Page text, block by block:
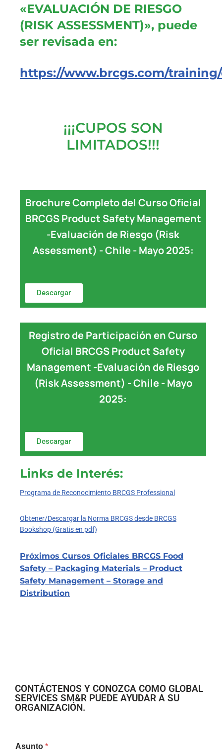
«EVALUACIÓN DE RIESGO
(RISK ASSESSMENT)», puede
ser revisada en:
https://www.brcgs.com/
¡¡¡CUPOS SON
LIMITADOS!!!
Brochure Completo del Curso Oficial
BRCGS Product Safety Management
-Evaluación de Riesgo (Risk
Assessment) - Chile - Mayo 2025:
Descargar
Registro de Participación en Curso
Oficial BRCGS Product Safety
Management -Evaluación de Riesgo
(Risk Assessment) - Chile - Mayo
2025:
Descargar
Links de Interés:
Programa de Reconocimiento BRCGS Professional
Obtener/Descargar la Norma BRCGS desde BRCGS
Bookshop (Gratis en pdf)
Próximos Cursos Oficiales BRCGS Food
Safety – Packaging Materials – Product
Safety Management – Storage and
Distribution
CONTÁCTENOS Y CONOZCA COMO GLOBAL
SERVICES SM&R PUEDE AYUDAR A SU
ORGANIZACIÓN.
Asunto *